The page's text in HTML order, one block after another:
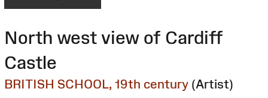
North west view of Cardiff
Castle
BRITISH SCHOOL, 19th century (Artist)